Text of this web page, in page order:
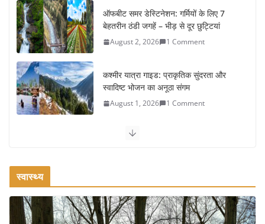
ऑफबीट समर डेस्टिनेशन: गर्मियों के लिए 7
बेहतरीन ठंडी जगहें – भीड़ से दूर छुट्टियां
August 2, 2026 1 Comment
कश्मीर यात्रा गाइड: प्राकृतिक सुंदरता और
स्वादिष्ट भोजन का अनूठा संगम
August 1, 2026 1 Comment
वजन घटाने के लिए 8 बेहतरीन वॉकिंग
रामेश्वरम यात्रा गाइड: पवित्र तीर्थ स्थल, दर्शन स्थल और पहुंच मार्ग
स्वास्थ्य